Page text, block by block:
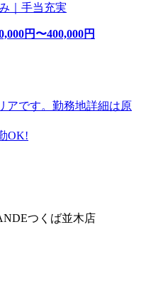
｜手当充実
円〜400,000円
アです。勤務地詳細は原
OK!
つくば並木店